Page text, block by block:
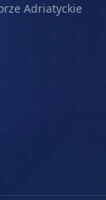
Adriatyckie